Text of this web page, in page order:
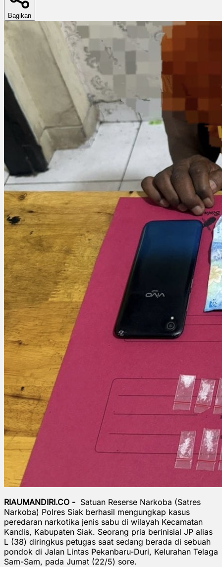
Bagikan
RIAUMANDIRI.CO - Satuan Reserse Narkoba (Satres
Narkoba) Polres Siak berhasil mengungkap kasus
peredaran narkotika jenis sabu di wilayah Kecamatan
Kandis, Kabupaten Siak. Seorang pria berinisial JP alias
L (38) diringkus petugas saat sedang berada di sebuah
pondok di Jalan Lintas Pekanbaru-Duri, Kelurahan Telaga
Sam-Sam, pada Jumat (22/5) sore.